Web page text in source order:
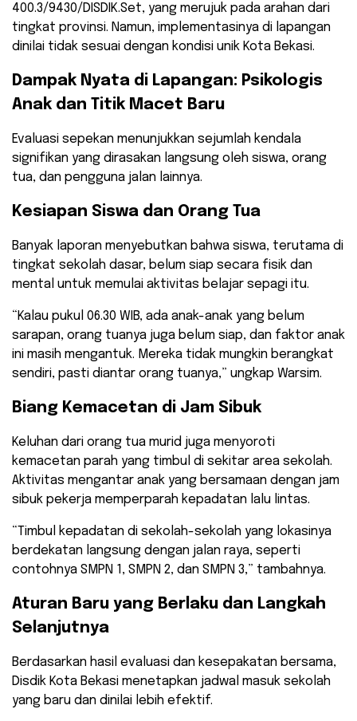
400.3/9430/DISDIK.Set, yang merujuk pada arahan dari
tingkat provinsi. Namun, implementasinya di lapangan
dinilai tidak sesuai dengan kondisi unik Kota Bekasi.
Dampak Nyata di Lapangan: Psikologis
Anak dan Titik Macet Baru
Evaluasi sepekan menunjukkan sejumlah kendala
signifikan yang dirasakan langsung oleh siswa, orang
tua, dan pengguna jalan lainnya.
Kesiapan Siswa dan Orang Tua
Banyak laporan menyebutkan bahwa siswa, terutama di
tingkat sekolah dasar, belum siap secara fisik dan
mental untuk memulai aktivitas belajar sepagi itu.
“Kalau pukul 06.30 WIB, ada anak-anak yang belum
sarapan, orang tuanya juga belum siap, dan faktor anak
ini masih mengantuk. Mereka tidak mungkin berangkat
sendiri, pasti diantar orang tuanya,” ungkap Warsim.
Biang Kemacetan di Jam Sibuk
Keluhan dari orang tua murid juga menyoroti
kemacetan parah yang timbul di sekitar area sekolah.
Aktivitas mengantar anak yang bersamaan dengan jam
sibuk pekerja memperparah kepadatan lalu lintas.
“Timbul kepadatan di sekolah-sekolah yang lokasinya
berdekatan langsung dengan jalan raya, seperti
contohnya SMPN 1, SMPN 2, dan SMPN 3,” tambahnya.
Aturan Baru yang Berlaku dan Langkah
Selanjutnya
Berdasarkan hasil evaluasi dan kesepakatan bersama,
Disdik Kota Bekasi menetapkan jadwal masuk sekolah
yang baru dan dinilai lebih efektif.